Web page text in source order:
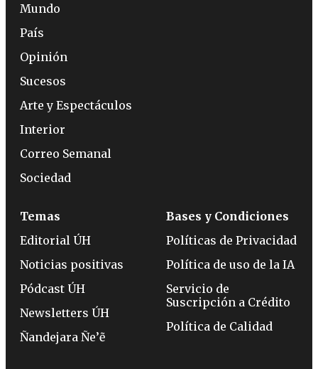
Mundo
País
Opinión
Sucesos
Arte y Espectáculos
Interior
Correo Semanal
Sociedad
Temas
Editorial ÚH
Noticias positivas
Pódcast ÚH
Newsletters ÚH
Ñandejara Ñe’ẽ
Bases y Condiciones
Políticas de Privacidad
Política de uso de la IA
Servicio de
Suscripción a Crédito
Política de Calidad